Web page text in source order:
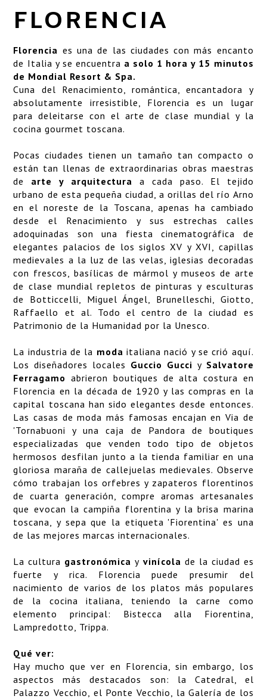
SERVICIOS
ART GALLERY
GALERÍA
FLORENCIA
Florencia es una de las ciudades con más encanto
de Italia y se encuentra a solo 1 hora y 15 minutos
de Mondial Resort & Spa.
Cuna del Renacimiento, romántica, encantadora y
absolutamente irresistible, Florencia es un lugar
para deleitarse con el arte de clase mundial y la
cocina gourmet toscana.
Pocas ciudades tienen un tamaño tan compacto o
están tan llenas de extraordinarias obras maestras
de arte y arquitectura a cada paso. El tejido
urbano de esta pequeña ciudad, a orillas del río Arno
en el noreste de la Toscana, apenas ha cambiado
desde el Renacimiento y sus estrechas calles
adoquinadas son una fiesta cinematográfica de
elegantes palacios de los siglos XV y XVI, capillas
medievales a la luz de las velas, iglesias decoradas
con frescos, basílicas de mármol y museos de arte
de clase mundial repletos de pinturas y esculturas
de Botticcelli, Miguel Ángel, Brunelleschi, Giotto,
Raffaello et al. Todo el centro de la ciudad es
Patrimonio de la Humanidad por la Unesco.
La industria de la moda italiana nació y se crió aquí.
Los diseñadores locales Guccio Gucci y Salvatore
Ferragamo abrieron boutiques de alta costura en
Florencia en la década de 1920 y las compras en la
capital toscana han sido elegantes desde entonces.
Las casas de moda más famosas encajan en Via de
'Tornabuoni y una caja de Pandora de boutiques
especializadas que venden todo tipo de objetos
hermosos desfilan junto a la tienda familiar en una
gloriosa maraña de callejuelas medievales. Observe
cómo trabajan los orfebres y zapateros florentinos
de cuarta generación, compre aromas artesanales
que evocan la campiña florentina y la brisa marina
toscana, y sepa que la etiqueta 'Fiorentina' es una
de las mejores marcas internacionales.
La cultura gastronómica y vinícola de la ciudad es
fuerte y rica. Florencia puede presumir del
nacimiento de varios de los platos más populares
de la cocina italiana, teniendo la carne como
elemento principal: Bistecca alla Fiorentina,
Lampredotto, Trippa.
Qué ver:
Hay mucho que ver en Florencia, sin embargo, los
aspectos más destacados son: la Catedral, el
Palazzo Vecchio, el Ponte Vecchio, la Galería de los